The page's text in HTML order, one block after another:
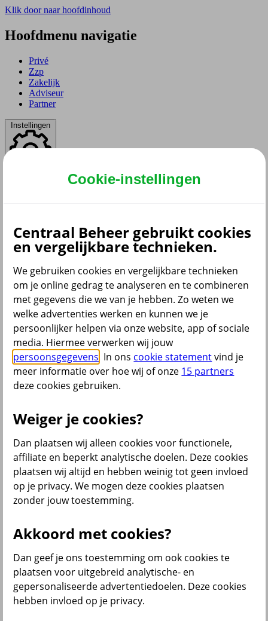
Klik door naar hoofdinhoud
Hoofdmenu navigatie
Privé
Zzp
Zakelijk
Adviseur
Partner
Instellingen
Dyslexie lettertype
Menu
Producten
Situaties Klantenservice
terug
Producten
Verzekeringen
Beleggen
Sparen
Pensioen en lijfrente
Cookie-instellingen
Centraal Beheer gebruikt cookies
en vergelijkbare technieken.
We gebruiken cookies en vergelijkbare technieken
om je online gedrag te analyseren en te combineren
met gegevens die we van je hebben. Zo weten we
welke advertenties werken en kunnen we je
persoonlijker helpen via onze website, app of sociale
media. Hiermee verwerken wij jouw
persoonsgegevens . In ons cookie statementvind je
meer informatie over hoe wij of onze 15 partners
deze cookies gebruiken.
Weiger je cookies?
Dan plaatsen wij alleen cookies voor functionele,
affiliate en beperkt analytische doelen. Deze cookies
plaatsen wij altijd en hebben weinig tot geen invloed
op je privacy. We mogen deze cookies plaatsen
zonder jouw toestemming.
Akkoord met cookies?
Dan geef je ons toestemming om ook cookies te
plaatsen voor uitgebreid analytische- en
gepersonaliseerde advertentiedoelen. Deze cookies
hebben invloed op je privacy.